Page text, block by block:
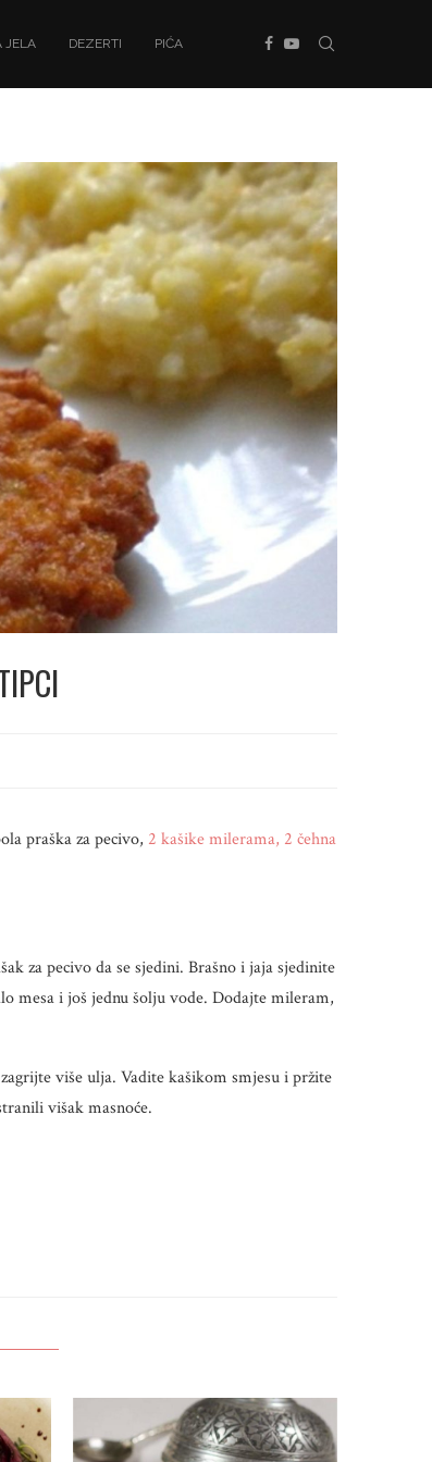
JELA DEZERTI PIĆA
praška za pecivo, 2 kašike milerama, 2 čehna
za pecivo da se sjedini. Brašno i jaja sjedinite
mesa i još jednu šolju vode. Dodajte mileram,
više ulja. Vadite kašikom smjesu i pržite
višak masnoće.